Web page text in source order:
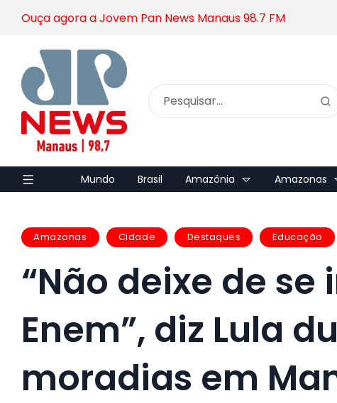
Ouça agora a Jovem Pan News Manaus 98.7 FM
Mundo Brasil Amazônia Amazonas
Amazonas Cidade Destaques Educação
“Não deixe de se
Enem”, diz Lula
moradias em